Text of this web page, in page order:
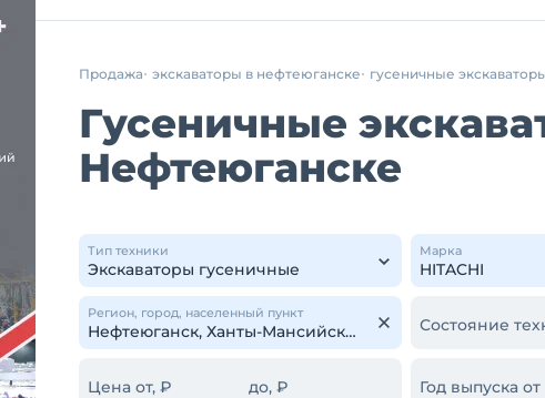
Продажа экскаваторы в нефтеюганске гусеничные
Гусеничные
Нефтеюганске
Тип техники Марка
Регион, город, населенный пункт
Состояние
Цена от, ₽ до, ₽ Год выпуска от